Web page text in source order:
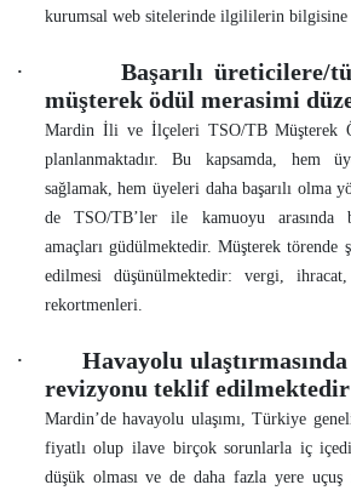
kurumsal web sitelerinde ilgililerin bilgisine
·
Başarılı üreticilere/
müşterek ödül merasimi
Mardin İli ve İlçeleri TSO/TB Müşterek
planlanmaktadır. Bu kapsamda, hem
sağlamak, hem üyeleri daha başarılı olma
de TSO/TB’ler ile kamuoyu arasında
amaçları güdülmektedir. Müşterek törende
edilmesi düşünülmektedir: vergi,
rekortmenleri.
·
Havayolu
revizyonu teklif edilmektedir
Mardin’de havayolu ulaşımı, Türkiye
fiyatlı olup ilave birçok sorunlarla iç
düşük olması ve de daha fazla yere uçuş